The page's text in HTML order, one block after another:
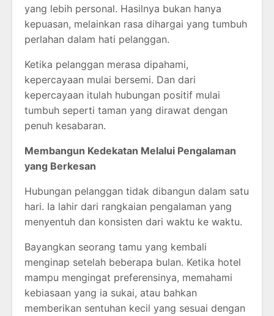
yang lebih personal. Hasilnya bukan hanya
kepuasan, melainkan rasa dihargai yang tumbuh
perlahan dalam hati pelanggan.
Ketika pelanggan merasa dipahami,
kepercayaan mulai bersemi. Dan dari
kepercayaan itulah hubungan positif mulai
tumbuh seperti taman yang dirawat dengan
penuh kesabaran.
Membangun Kedekatan Melalui Pengalaman
yang Berkesan
Hubungan pelanggan tidak dibangun dalam satu
hari. Ia lahir dari rangkaian pengalaman yang
menyentuh dan konsisten dari waktu ke waktu.
Bayangkan seorang tamu yang kembali
menginap setelah beberapa bulan. Ketika hotel
mampu mengingat preferensinya, memahami
kebiasaan yang ia sukai, atau bahkan
memberikan sentuhan kecil yang sesuai dengan